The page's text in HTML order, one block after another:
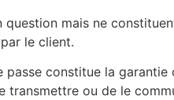
mais ne
le client.
passe constitue la
transmettre ou de le